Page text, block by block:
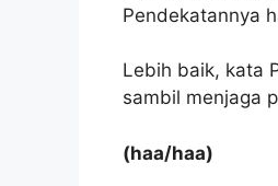
Pendekatannya
Lebih baik, kata
sambil menjaga
(haa/haa)